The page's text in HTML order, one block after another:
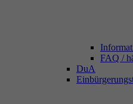
FAQ /
DuA